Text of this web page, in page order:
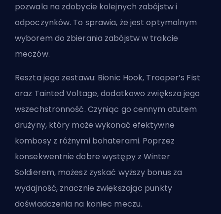
pozwala na zdobycie kolejnych zabójstw i
odpoczynków. To sprawia, że jest optymalnym
wyborem do zbierania zabójstw w trakcie
meczów.
Reszta jego zestawu: Bionic Hook, Trooper’s Fist
oraz Tainted Voltage, dodatkowo zwiększa jego
wszechstronność. Czyniąc go cennym atutem
drużyny, który może wykonać efektywne
kombosy z różnymi bohaterami. Poprzez
konsekwentnie dobre występy z Winter
Soldierem, możesz zyskać wyższy bonus za
wydajność, znacznie zwiększając punkty
doświadczenia na koniec meczu.